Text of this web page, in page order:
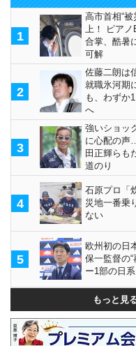
1
高市首相“
上！ ピアノ
合掌、酷暑
可解
2
佐藤二朗は
就職氷河期
も、わずか
へ
3
強いショッ
に心配の声
田正輝らも
道のり
4
石原プロ「
災地一番乗
ない
5
欧州初の日
保一監督の
ー1部の日
もっと見